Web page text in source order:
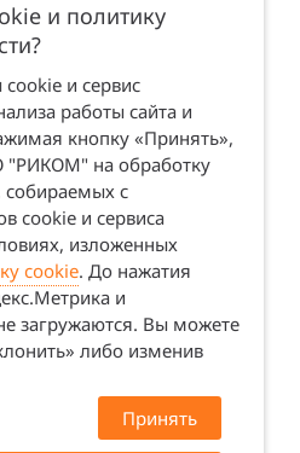
и политику
и сервис
работы сайта и
кнопку «Принять»,
"РИКОМ" на обработку
собираемых с
cookie и сервиса
изложенных
cookie. До нажатия
и
загружаются. Вы можете
либо изменив
Принять